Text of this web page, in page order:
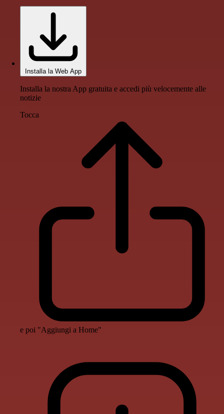
Installa la Web App
Installa la nostra App gratuita e accedi più velocemente alle
notizie
Tocca
e poi "Aggiungi a Home"